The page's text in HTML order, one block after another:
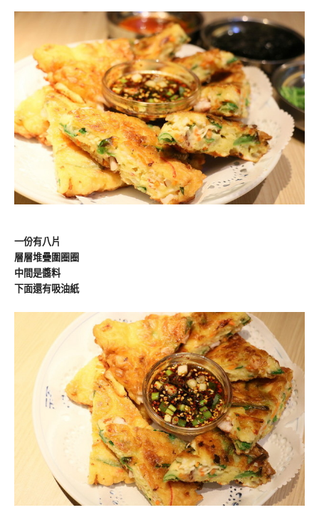
一份有八片
層層堆疊圍圈圈
中間是醬料
下面還有吸油紙